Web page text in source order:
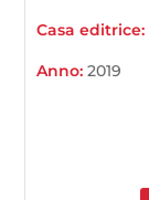
Casa editrice:
Anno:2019